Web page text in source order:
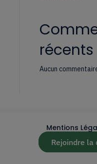
récents
Aucun
Mentions
Rejoindre la